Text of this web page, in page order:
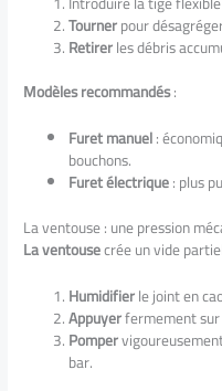
Tournerpour
Retirerles débris
Modèles recommandés:
Furet manuel:
bouchons.
Furet électrique: plus
La ventouse : une pression
La ventousecrée un vide
Humidifierle joint en
Appuyerfermement
Pomper
bar.